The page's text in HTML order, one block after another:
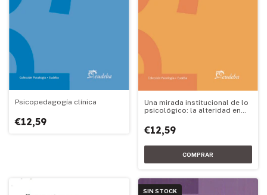
Psicopedagogía clínica
€12,59
Una mirada institucional de lo
psicológico: la alteridad en
€12,59
SIN STOCK